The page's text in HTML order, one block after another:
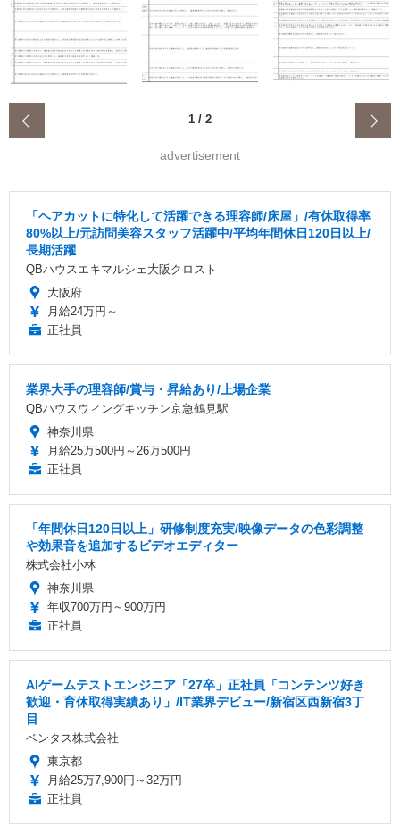
1 / 2
advertisement
「ヘアカットに特化して活躍できる理容師/床屋」/有休取得率
80%以上/元訪問美容スタッフ活躍中/平均年間休日120日以上/
長期活躍
QBハウスエキマルシェ大阪クロスト
大阪府
月給24万円～
正社員
業界大手の理容師/賞与・昇給あり/上場企業
QBハウスウィングキッチン京急鶴見駅
神奈川県
月給25万500円～26万500円
正社員
「年間休日120日以上」研修制度充実/映像データの色彩調整
や効果音を追加するビデオエディター
株式会社小林
神奈川県
年収700万円～900万円
正社員
AIゲームテストエンジニア「27卒」正社員「コンテンツ好き
歓迎・育休取得実績あり」/IT業界デビュー/新宿区西新宿3丁
目
ベンタス株式会社
東京都
月給25万7,900円～32万円
正社員